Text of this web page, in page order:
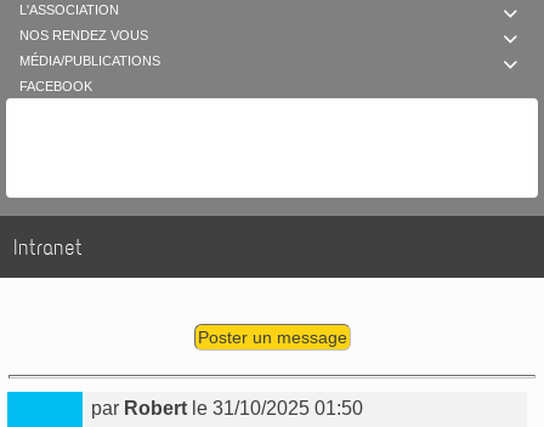

L'ASSOCIATION

NOS RENDEZ VOUS

MÉDIA/PUBLICATIONS
FACEBOOK
Intranet
Poster un message
par Robert le 31/10/2025 01:50